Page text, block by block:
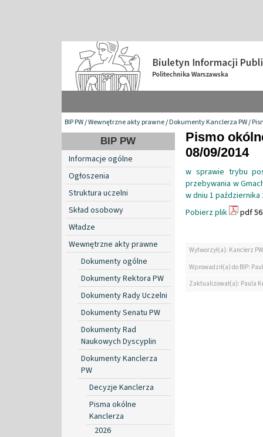
BIP PW/Wewnętrzne akty prawne/Dokumenty Kanclerza PW/
BIP PW
Informacje ogólne
Ogłoszenia
Struktura uczelni
Skład osobowy
Władze
Wewnętrzne akty prawne
Dokumenty ogólne
Dokumenty Rektora PW
Dokumenty Rady Uczelni
Dokumenty Senatu PW
Dokumenty Rad
Naukowych Dyscyplin
Dokumenty Kanclerza
PW
Decyzje Kanclerza
Pisma okólne
Kanclerza
2026
Pismo
08/09/2014
w sprawie trybu
przebywania w
w dniu 1 października
Pobierz plik
pdf
Wytworzył(a): Kanclerz PW
Wprowadził(a) do BIP:
Zaktualizował(a): Paula